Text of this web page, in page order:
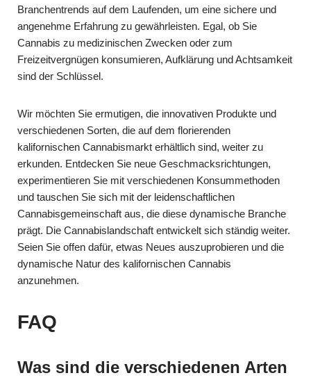
Branchentrends auf dem Laufenden, um eine sichere und
angenehme Erfahrung zu gewährleisten. Egal, ob Sie
Cannabis zu medizinischen Zwecken oder zum
Freizeitvergnügen konsumieren, Aufklärung und Achtsamkeit
sind der Schlüssel.
Wir möchten Sie ermutigen, die innovativen Produkte und
verschiedenen Sorten, die auf dem florierenden
kalifornischen Cannabismarkt erhältlich sind, weiter zu
erkunden. Entdecken Sie neue Geschmacksrichtungen,
experimentieren Sie mit verschiedenen Konsummethoden
und tauschen Sie sich mit der leidenschaftlichen
Cannabisgemeinschaft aus, die diese dynamische Branche
prägt. Die Cannabislandschaft entwickelt sich ständig weiter.
Seien Sie offen dafür, etwas Neues auszuprobieren und die
dynamische Natur des kalifornischen Cannabis
anzunehmen.
FAQ
Was sind die verschiedenen Arten